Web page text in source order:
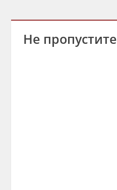
Не пропустите